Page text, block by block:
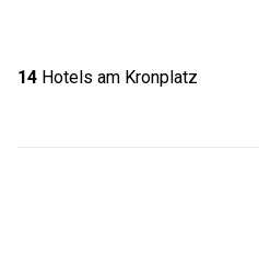
14Hotels am Kronplatz